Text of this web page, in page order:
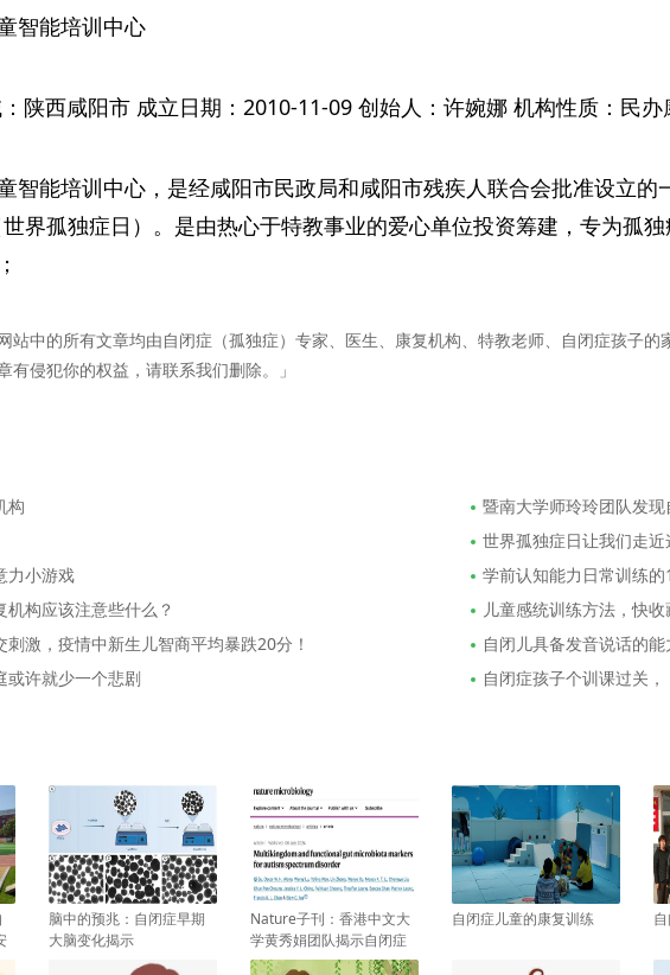
智能培训中心
陕西咸阳市 成立日期：2010-11-09 创始人：许婉娜 机构性质：民办
智能培训中心，是经咸阳市民政局和咸阳市残疾人联合会批准设立
界孤独症日）。是由热心于特教事业的爱心单位投资筹建，专为孤
站中的所有文章均由自闭症（孤独症）专家、医生、康复机构、特教老师、自闭症孩子
有侵犯你的权益，请联系我们删除。」
构
力小游戏
构应该注意些什么？
激，疫情中新生儿智商平均暴跌20分！
或许就少一个悲剧
暨南大学师玲玲团队发
世界孤独症日让我们走近
学前认知能力日常训练
儿童感统训练方法，快收
自闭儿具备发音说话的
自闭症孩子个训课过关
脑中的预兆：自闭症早期
大脑变化揭示
Nature子刊：香港中文大
学黄秀娟团队揭示自闭症
与肠道微生物变化有关
自闭症儿童的康复训练